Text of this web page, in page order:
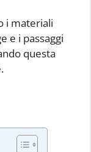
i materiali
e i passaggi
questa